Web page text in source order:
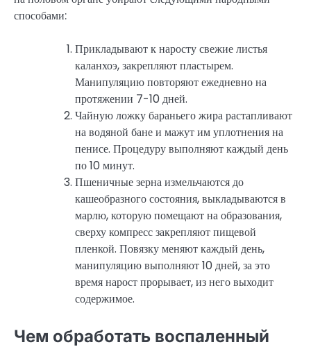
способами:
Прикладывают к наросту свежие листья
каланхоэ, закрепляют пластырем.
Манипуляцию повторяют ежедневно на
протяжении 7-10 дней.
Чайную ложку бараньего жира растапливают
на водяной бане и мажут им уплотнения на
пенисе. Процедуру выполняют каждый день
по 10 минут.
Пшеничные зерна измельчаются до
кашеобразного состояния, выкладываются в
марлю, которую помещают на образования,
сверху компресс закрепляют пищевой
пленкой. Повязку меняют каждый день,
манипуляцию выполняют 10 дней, за это
время нарост прорывает, из него выходит
содержимое.
Чем обработать воспаленный